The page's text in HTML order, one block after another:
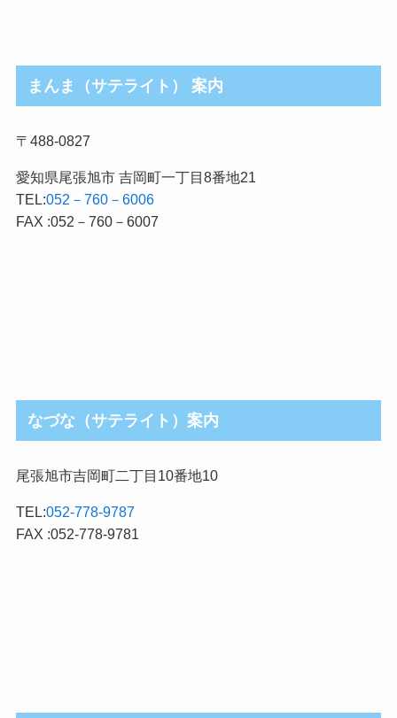
まんま（サテライト） 案内
〒488-0827
愛知県尾張旭市 吉岡町一丁目8番地21
TEL:052－760－6006
FAX :052－760－6007
なづな（サテライト）案内
尾張旭市吉岡町二丁目10番地10
TEL:052-778-9787
FAX :052-778-9781